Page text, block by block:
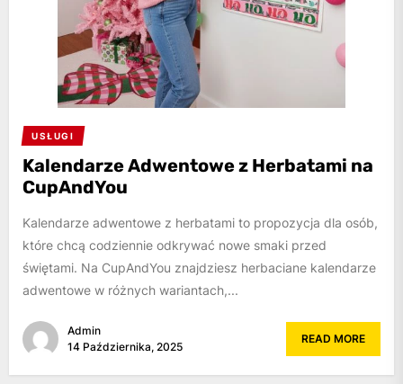
USŁUGI
Kalendarze Adwentowe z Herbatami na
CupAndYou
Kalendarze adwentowe z herbatami to propozycja dla osób,
które chcą codziennie odkrywać nowe smaki przed
świętami. Na CupAndYou znajdziesz herbaciane kalendarze
adwentowe w różnych wariantach,...
Admin
14 Października, 2025
READ MORE